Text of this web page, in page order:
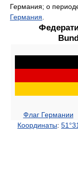
Германия; о
Германия
Флаг Германии
Координаты: